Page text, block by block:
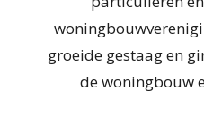
groeide gestaag en
de woningbouw